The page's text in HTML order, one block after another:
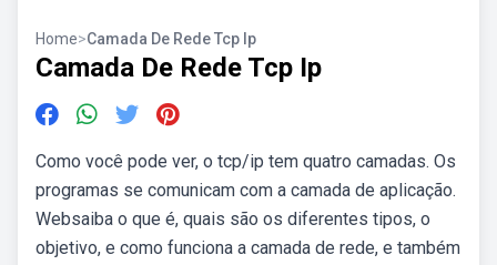
Home>Camada De Rede Tcp Ip
Camada De Rede Tcp Ip
Como você pode ver, o tcp/ip tem quatro camadas. Os
programas se comunicam com a camada de aplicação.
Websaiba o que é, quais são os diferentes tipos, o
objetivo, e como funciona a camada de rede, e também